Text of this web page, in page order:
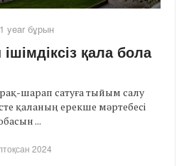
1 year бұрын
ішімдіксіз қала бола
шарап сатуға тыйым салу
қаланың ерекше мәртебесі
...
2024